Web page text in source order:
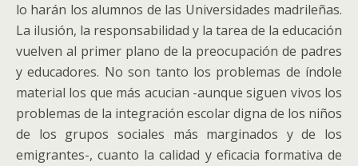
lo harán los alumnos de las Universidades madrileñas.
La ilusión, la responsabilidad y la tarea de la educación
vuelven al primer plano de la preocupación de padres
y educadores. No son tanto los problemas de índole
material los que más acucian -aunque siguen vivos los
problemas de la integración escolar digna de los niños
de los grupos sociales más marginados y de los
emigrantes-, cuanto la calidad y eficacia formativa de